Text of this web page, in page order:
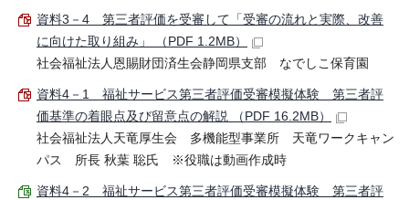
資料3－4 第三者評価を受審して「受審の流れと実際、改善
に向けた取り組み」 （PDF 1.2MB）
社会福祉法人恩賜財団済生会静岡県支部 なでしこ保育園
資料4－1 福祉サービス第三者評価受審模擬体験 第三者評
価基準の着眼点及び留意点の解説 （PDF 16.2MB）
社会福祉法人天竜厚生会 多機能型事業所 天竜ワークキャン
パス 所長 秋葉 聡氏 ※役職は動画作成時
資料4－2 福祉サービス第三者評価受審模擬体験 第三者評